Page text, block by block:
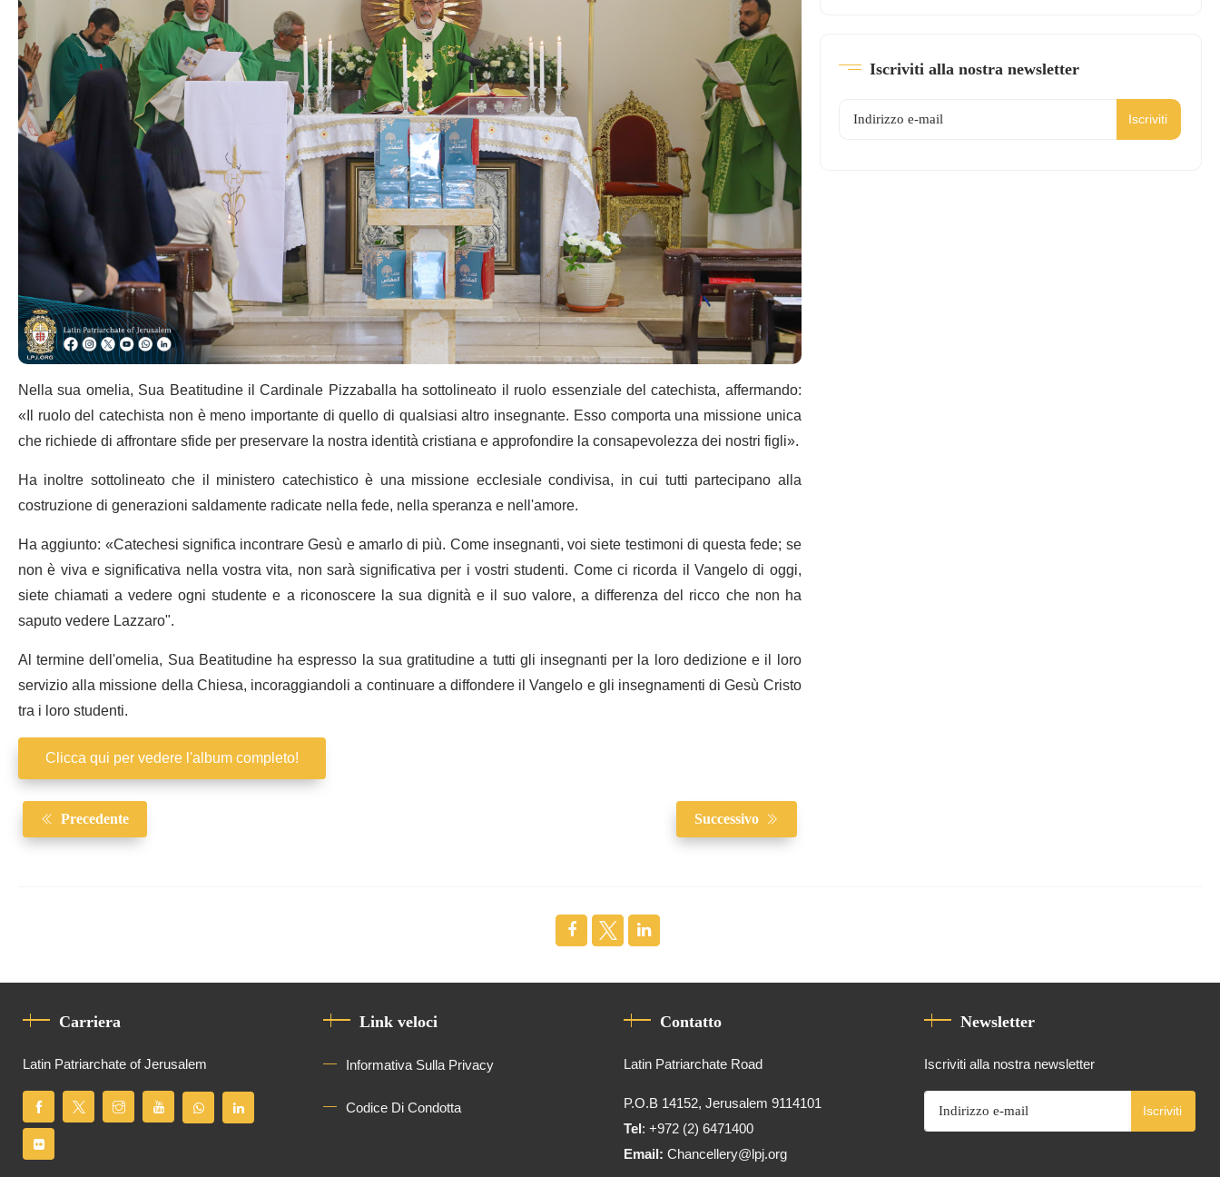
Nella sua omelia, Sua Beatitudine il Cardinale Pizzaballa ha sottolineato il ruolo essenziale del catechista, affermando:
«Il ruolo del catechista non è meno importante di quello di qualsiasi altro insegnante. Esso comporta una missione unica
che richiede di affrontare sfide per preservare la nostra identità cristiana e approfondire la consapevolezza dei nostri figli».
Ha inoltre sottolineato che il ministero catechistico è una missione ecclesiale condivisa, in cui tutti partecipano alla
costruzione di generazioni saldamente radicate nella fede, nella speranza e nell'amore.
Ha aggiunto: «Catechesi significa incontrare Gesù e amarlo di più. Come insegnanti, voi siete testimoni di questa fede; se
non è viva e significativa nella vostra vita, non sarà significativa per i vostri studenti. Come ci ricorda il Vangelo di oggi,
siete chiamati a vedere ogni studente e a riconoscere la sua dignità e il suo valore, a differenza del ricco che non ha
saputo vedere Lazzaro".
Al termine dell'omelia, Sua Beatitudine ha espresso la sua gratitudine a tutti gli insegnanti per la loro dedizione e il loro
servizio alla missione della Chiesa, incoraggiandoli a continuare a diffondere il Vangelo e gli insegnamenti di Gesù Cristo
tra i loro studenti.
Clicca qui per vedere l'album completo!
Precedente Successivo
Iscriviti alla nostra newsletter
Iscriviti
Carriera
Latin Patriarchate of Jerusalem
Link veloci
Informativa Sulla Privacy
Codice Di Condotta
Contatto
Latin Patriarchate Road
P.O.B 14152, Jerusalem 9114101
Tel: +972 (2) 6471400
Email:Chancellery@lpj.org
Newsletter
Iscriviti alla nostra newsletter
Iscriviti